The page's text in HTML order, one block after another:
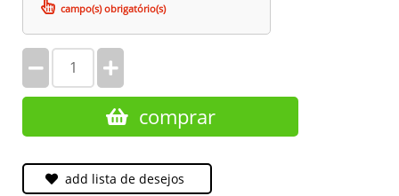
campo(s) obrigatório(s)
comprar
add lista de desejos